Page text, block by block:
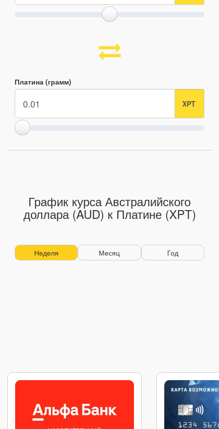
Платина (грамм)
График курса Австралийского
доллара (AUD) к Платине (XPT)
Неделя Месяц Год